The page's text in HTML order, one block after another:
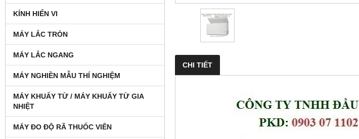
KÍNH HIỂN VI
MÁY LẮC TRÒN
MÁY LẮC NGANG
MÁY NGHIỀN MẪU THÍ NGHIỆM
MÁY KHUẤY TỪ / MÁY KHUẤY TỪ GIA
NHIỆT
MÁY ĐO ĐỘ RÃ THUỐC VIÊN
CHI TIẾT